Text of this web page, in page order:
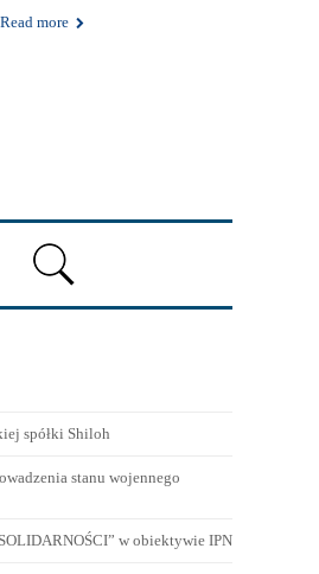
Read more
spółki Shiloh
stanu wojennego
w obiektywie IPN